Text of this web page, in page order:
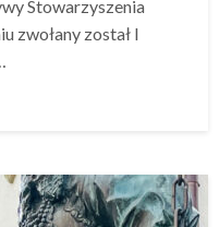
Stowarzyszenia
zwołany został I